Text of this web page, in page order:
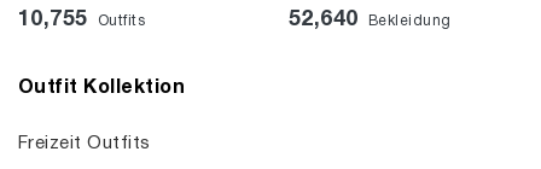
10,755 Outfits 52,640 Bekleidung
Outfit Kollektion
Freizeit Outfits